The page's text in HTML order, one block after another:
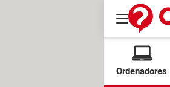
Ordenadores